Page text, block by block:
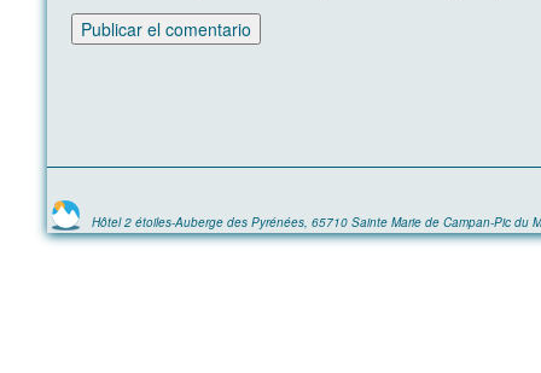
Hôtel 2 étoiles-Auberge des Pyrénées, 65710 Sainte Marie de Campan-Pic du